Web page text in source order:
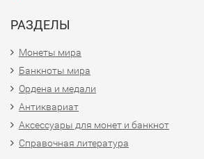
РАЗДЕЛЫ
Монеты мира
Банкноты мира
Ордена и медали
Антиквариат
Аксессуары для монет и банкнот
Справочная литература